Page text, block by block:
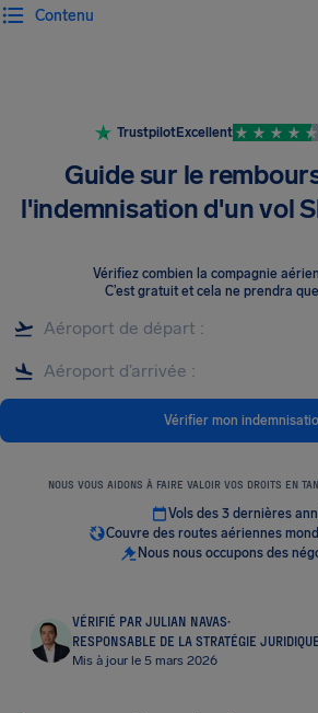
Contenu
TrustpilotExcellent
Guide sur le
l'indemnisation d'un vol
Vérifiez combien la compagnie
C’est gratuit et cela ne prendra
Vérifier mon
NOUS VOUS AIDONS À FAIRE VALOIR VOS DROITS EN
Vols des 3 dernières
Couvre des routes aériennes
Nous nous occupons des
VÉRIFIÉ PAR JULIAN NAVAS·
RESPONSABLE DE LA STRATÉGIE JURIDIQUE
Mis à jour le 5 mars 2026